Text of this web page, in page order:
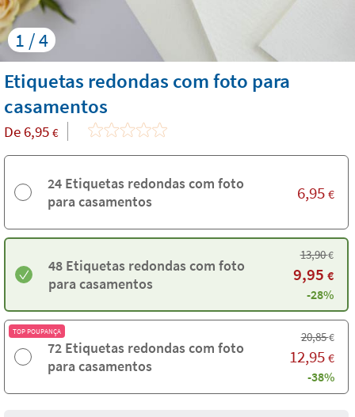
1 / 4
Etiquetas redondas com foto para
casamentos
De 6,95 €
24 Etiquetas redondas com foto
para casamentos
6,95 €
48 Etiquetas redondas com foto
para casamentos
13,90€
9,95 €
-28%
TOP POUPANÇA
72 Etiquetas redondas com foto
para casamentos
20,85€
12,95 €
-38%